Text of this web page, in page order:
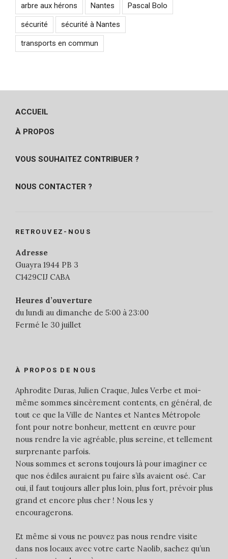
arbre aux hérons Nantes Pascal Bolo
sécurité sécurité à Nantes
transports en commun
ACCUEIL
À PROPOS
VOUS SOUHAITEZ CONTRIBUER ?
NOUS CONTACTER ?
RETROUVEZ-NOUS
Adresse
Guayra 1944 PB 3
C1429CIJ CABA
Heures d’ouverture
du lundi au dimanche de 5:00 à 23:00
Fermé le 30 juillet
À PROPOS DE NOUS
Aphrodite Duras, Julien Craque, Jules Verbe et moi-
même sommes sincèrement contents, en général, de
tout ce que la Ville de Nantes et Nantes Métropole
font pour notre bonheur, mettent en œuvre pour
nous rendre la vie agréable, plus sereine, et tellement
surprenante parfois.
Nous sommes et serons toujours là pour imaginer ce
que nos édiles auraient pu faire s’ils avaient osé. Car
oui, il faut toujours aller plus loin, plus fort, prévoir plus
grand et encore plus cher ! Nous les y
encouragerons.
Et même si vous ne pouvez pas nous rendre visite
dans nos locaux avec votre carte Naolib, sachez qu’un